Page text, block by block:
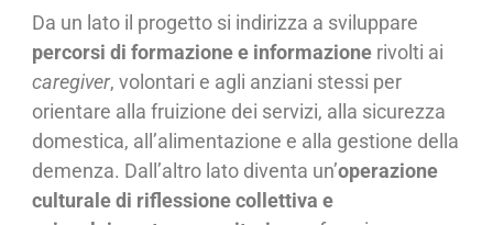
Da un lato il progetto si indirizza a sviluppare
percorsi di formazione e informazione rivolti ai
caregiver, volontari e agli anziani stessi per
orientare alla fruizione dei servizi, alla sicurezza
domestica, all’alimentazione e alla gestione della
demenza. Dall’altro lato diventa un’operazione
culturale di riflessione collettiva e